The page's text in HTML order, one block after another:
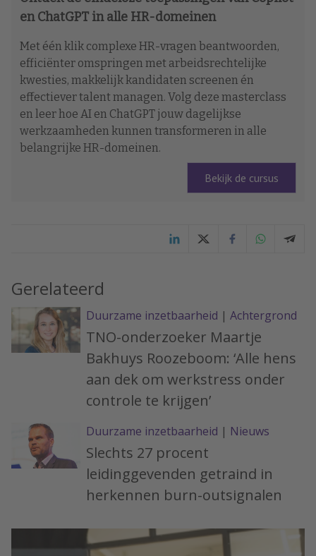
en ChatGPT in alle HR-domeinen
Met één klik complexe HR-vragen beantwoorden,
efficiënter omspringen met arbeidsrechtelijke
kwesties, makkelijk kandidaten screenen én
effectiever talent managen. Volg deze masterclass
en leer hoe AI en ChatGPT jouw dagelijkse
werkzaamheden kunnen transformeren in alle
belangrijke HR-domeinen.
Bekijk de cursus
Gerelateerd
Duurzame inzetbaarheid | Achtergrond
TNO-onderzoeker Maartje
Bakhuys Roozeboom: ‘Alle hens
aan dek om werkstress onder
controle te krijgen’
Duurzame inzetbaarheid | Nieuws
Slechts 27 procent
leidinggevenden getraind in
herkennen burn-outsignalen